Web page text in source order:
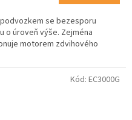
se bezesporu
o úroveň výše. Zejména
motorem zdvihového
Kód: EC3000G